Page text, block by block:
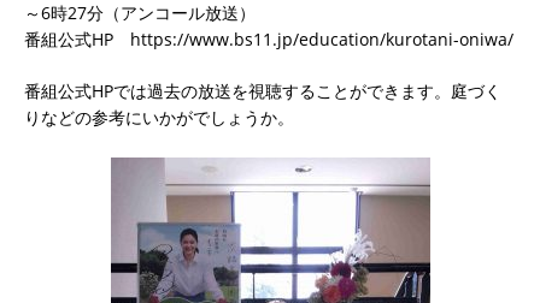
～6時27分（アンコール放送）
番組公式HP https://www.bs11.jp/education/kurotani-oniwa/
番組公式HPでは過去の放送を視聴することができます。庭づく
りなどの参考にいかがでしょうか。